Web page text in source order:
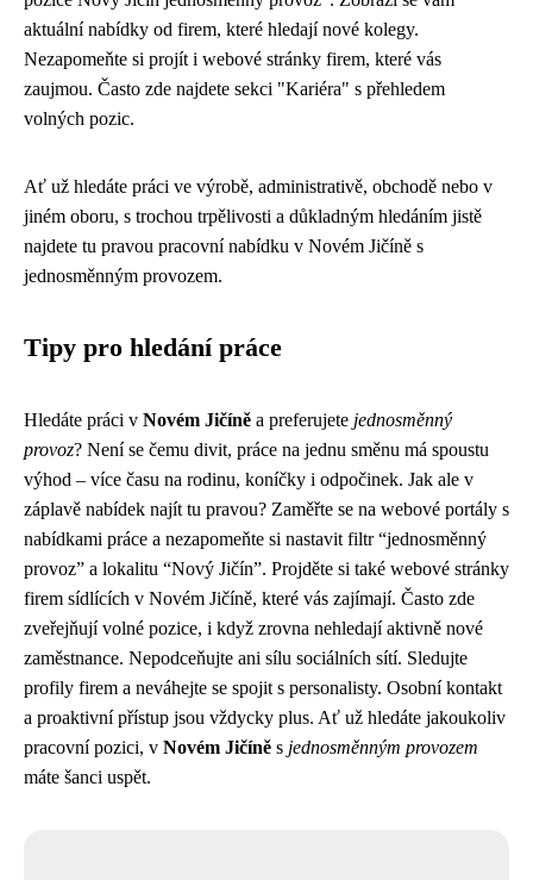
aktuální nabídky od firem, které hledají nové kolegy.
Nezapomeňte si projít i webové stránky firem, které vás
zaujmou. Často zde najdete sekci "Kariéra" s přehledem
volných pozic.
Ať už hledáte práci ve výrobě, administrativě, obchodě nebo v
jiném oboru, s trochou trpělivosti a důkladným hledáním jistě
najdete tu pravou pracovní nabídku v Novém Jičíně s
jednosměnným provozem.
Tipy pro hledání práce
Hledáte práci v Novém Jičíně a preferujete jednosměnný
provoz? Není se čemu divit, práce na jednu směnu má spoustu
výhod – více času na rodinu, koníčky i odpočinek. Jak ale v
záplavě nabídek najít tu pravou? Zaměřte se na webové portály s
nabídkami práce a nezapomeňte si nastavit filtr “jednosměnný
provoz” a lokalitu “Nový Jičín”. Projděte si také webové stránky
firem sídlících v Novém Jičíně, které vás zajímají. Často zde
zveřejňují volné pozice, i když zrovna nehledají aktivně nové
zaměstnance. Nepodceňujte ani sílu sociálních sítí. Sledujte
profily firem a neváhejte se spojit s personalisty. Osobní kontakt
a proaktivní přístup jsou vždycky plus. Ať už hledáte jakoukoliv
pracovní pozici, v Novém Jičíně s jednosměnným provozem
máte šanci uspět.